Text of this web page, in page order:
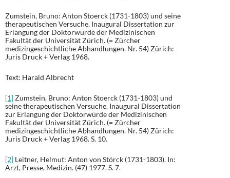
Zumstein, Bruno: Anton Stoerck (1731-1803) und seine
therapeutischen Versuche. Inaugural Dissertation zur
Erlangung der Doktorwürde der Medizinischen
Fakultät der Universität Zürich. (= Zürcher
medizingeschichtliche Abhandlungen. Nr. 54) Zürich:
Juris Druck + Verlag 1968.
Text: Harald Albrecht
[1]Zumstein, Bruno: Anton Stoerck (1731-1803) und
seine therapeutischen Versuche. Inaugural Dissertation
zur Erlangung der Doktorwürde der Medizinischen
Fakultät der Universität Zürich. (= Zürcher
medizingeschichtliche Abhandlungen. Nr. 54) Zürich:
Juris Druck + Verlag 1968. S. 10.
[2] Leitner, Helmut: Anton von Störck (1731-1803). In:
Arzt, Presse, Medizin. (47) 1977. S. 7.